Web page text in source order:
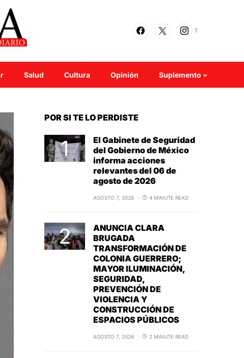
1
Salud Cultura Opinión Suplemento
POR SI TE LO PERDISTE
El Gabinete de Seguridad
del Gobierno de México
informa acciones
relevantes del 06 de
agosto de 2026
AGOSTO 7, 2026 4 MINUTE READ
ANUNCIA CLARA
BRUGADA
TRANSFORMACIÓN DE
COLONIA GUERRERO;
MAYOR ILUMINACIÓN,
SEGURIDAD,
PREVENCIÓN DE
VIOLENCIA Y
CONSTRUCCIÓN DE
ESPACIOS PÚBLICOS
AGOSTO 7, 2026 2 MINUTE READ